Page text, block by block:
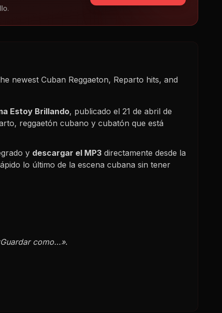
newest Cuban Reggaeton, Reparto hits, and
Estoy Brillando, publicado el 21 de abril de
reggaetón cubano y cubatón que está
y descargar el MP3 directamente desde la
lo último de la escena cubana sin tener
como…».